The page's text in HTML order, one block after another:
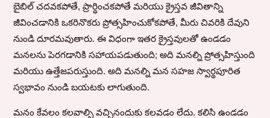
బైబిల్ చదవకపోతే, ప్రార్థించకపోతే మరియు క్రైస్తవ జీవితాన్ని
జీవించడానికి ఒకరినొకరు ప్రోత్సహించుకోకపోతే, మీరు చివరికి దేవుని
నుండి దూరమవుతారు. ఈ విధంగా ఇతర క్రైస్తవులతో ఉండడం
మనలను పెరగడానికి సహాయపడుతుంది; అది మనల్ని ప్రోత్సహిస్తుంది
మరియు ఉత్తేజపరుస్తుంది. అది మనల్ని మన సహజ స్వార్థపూరిత
స్వభావం నుండి బయటకు లాగుతుంది.
మనం కేవలం కలవాల్సి వచ్చినందుకు కలవడం లేదు. కలిసి ఉండడం